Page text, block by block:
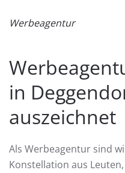
Werbeagentur
in
auszeichnet
Als Werbeagentur sind
Konstellation aus